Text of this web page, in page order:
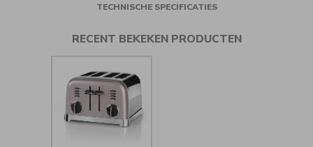
TECHNISCHE SPECIFICATIES
RECENT BEKEKEN PRODUCTEN